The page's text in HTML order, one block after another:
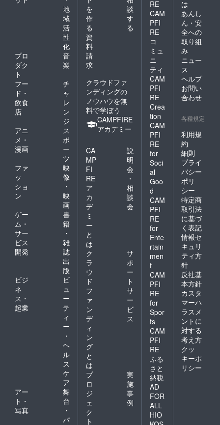
地
域
活
性
化
プロ
ダク
ト
音
楽
フー
ド・
飲食
店
チ
ャ
レ
ン
ジ
アニ
メ・
漫画
ス
ポ
ー
ツ
ファ
ッ
ショ
ン
映
像
・
映
画
ゲー
ム・
サー
ビス
開発
書
籍
・
雑
誌
出
版
ビジ
ネ
ス・
起業
ビ
ュ
ー
テ
ィ
ー
・
ヘ
ル
ス
ケ
ア
アー
ト・
写真
舞
台
・
パ
を
作
る
談
す
る
資
料
請
求
クラウドファ
ンディングの
ノウハウを無
料で学ぼう
CAMPFIRE
アカデミー
CA
MP
FI
RE
ア
カ
デ
ミ
ー
と
は
説
明
会
・
相
談
会
ク
ラ
ウ
ド
フ
ァ
ン
デ
ィ
ン
グ
と
は
サ
ポ
ー
ト
サ
ー
ビ
ス
プ
ロ
ジ
ェ
ク
ト
実
施
事
例
RE
CAM
PFI
RE
コ
ミュ
ニ
ティ
CAM
PFI
RE
Crea
tion
CAM
PFI
RE
for
Soci
al
Goo
d
CAM
PFI
RE
for
Ente
rtain
men
t
CAM
PFI
RE
for
Spor
ts
CAM
PFI
RE
ふる
さと
納税
AD
FOR
ALL
HIO
は
あんし
ん・安
全への
取り組
み
ニュー
ス
ヘルプ
お問い
合わせ
各種規定
利用規
約
細則
プライ
バシー
ポリ
シー
特定商
取引法
に基づ
く表記
情報セ
キュリ
ティ方
針
反社基
本方針
カスタ
マーハ
ラスメ
ントに
対する
考え方
クッ
キーポ
リシー